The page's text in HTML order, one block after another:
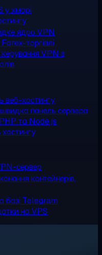
у хмарі
ядро VPN
торгівлі
VPN з
веб-хостингу
панель сервера
та Node.js
сервер
контейнерів,
базі Telegram
на VPS